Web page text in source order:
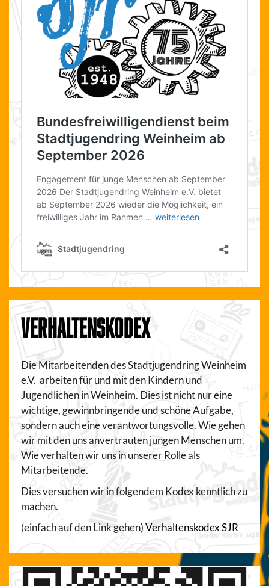
VERHALTENSKODEX
Die Mitarbeitenden des Stadtjugendring Weinheim
e.V. arbeiten für und mit den Kindern und
Jugendlichen in Weinheim. Dies ist nicht nur eine
wichtige, gewinnbringende und schöne Aufgabe,
sondern auch eine verantwortungsvolle. Wie gehen
wir mit den uns anvertrauten jungen Menschen um.
Wie verhalten wir uns in unserer Rolle als
Mitarbeitende.
Dies versuchen wir in folgendem Kodex kenntlich zu
machen.
(einfach auf den Link gehen)Verhaltenskodex SJR